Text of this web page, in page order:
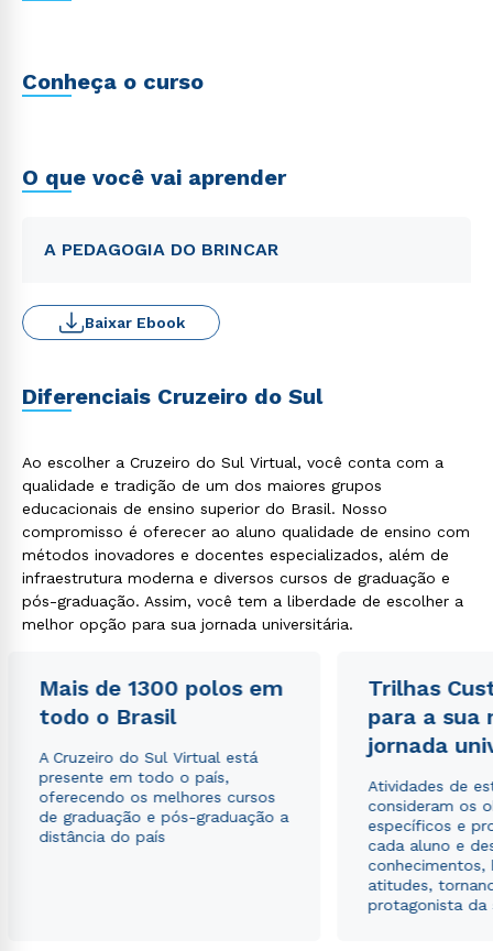
Conheça o curso
O que você vai aprender
A PEDAGOGIA DO BRINCAR
Baixar Ebook
Diferenciais Cruzeiro do Sul
Ao escolher a Cruzeiro do Sul Virtual, você conta com a
qualidade e tradição de um dos maiores grupos
educacionais de ensino superior do Brasil. Nosso
compromisso é oferecer ao aluno qualidade de ensino com
métodos inovadores e docentes especializados, além de
infraestrutura moderna e diversos cursos de graduação e
pós-graduação. Assim, você tem a liberdade de escolher a
melhor opção para sua jornada universitária.
Mais de 1300 polos em
todo o Brasil
A Cruzeiro do Sul Virtual está
presente em todo o país,
oferecendo os melhores cursos
de graduação e pós-graduação a
distância do país
Trilhas
para a sua
jornada
Atividades de
consideram os
específicos e
cada aluno e
conhecimentos,
atitudes,
protagonista da